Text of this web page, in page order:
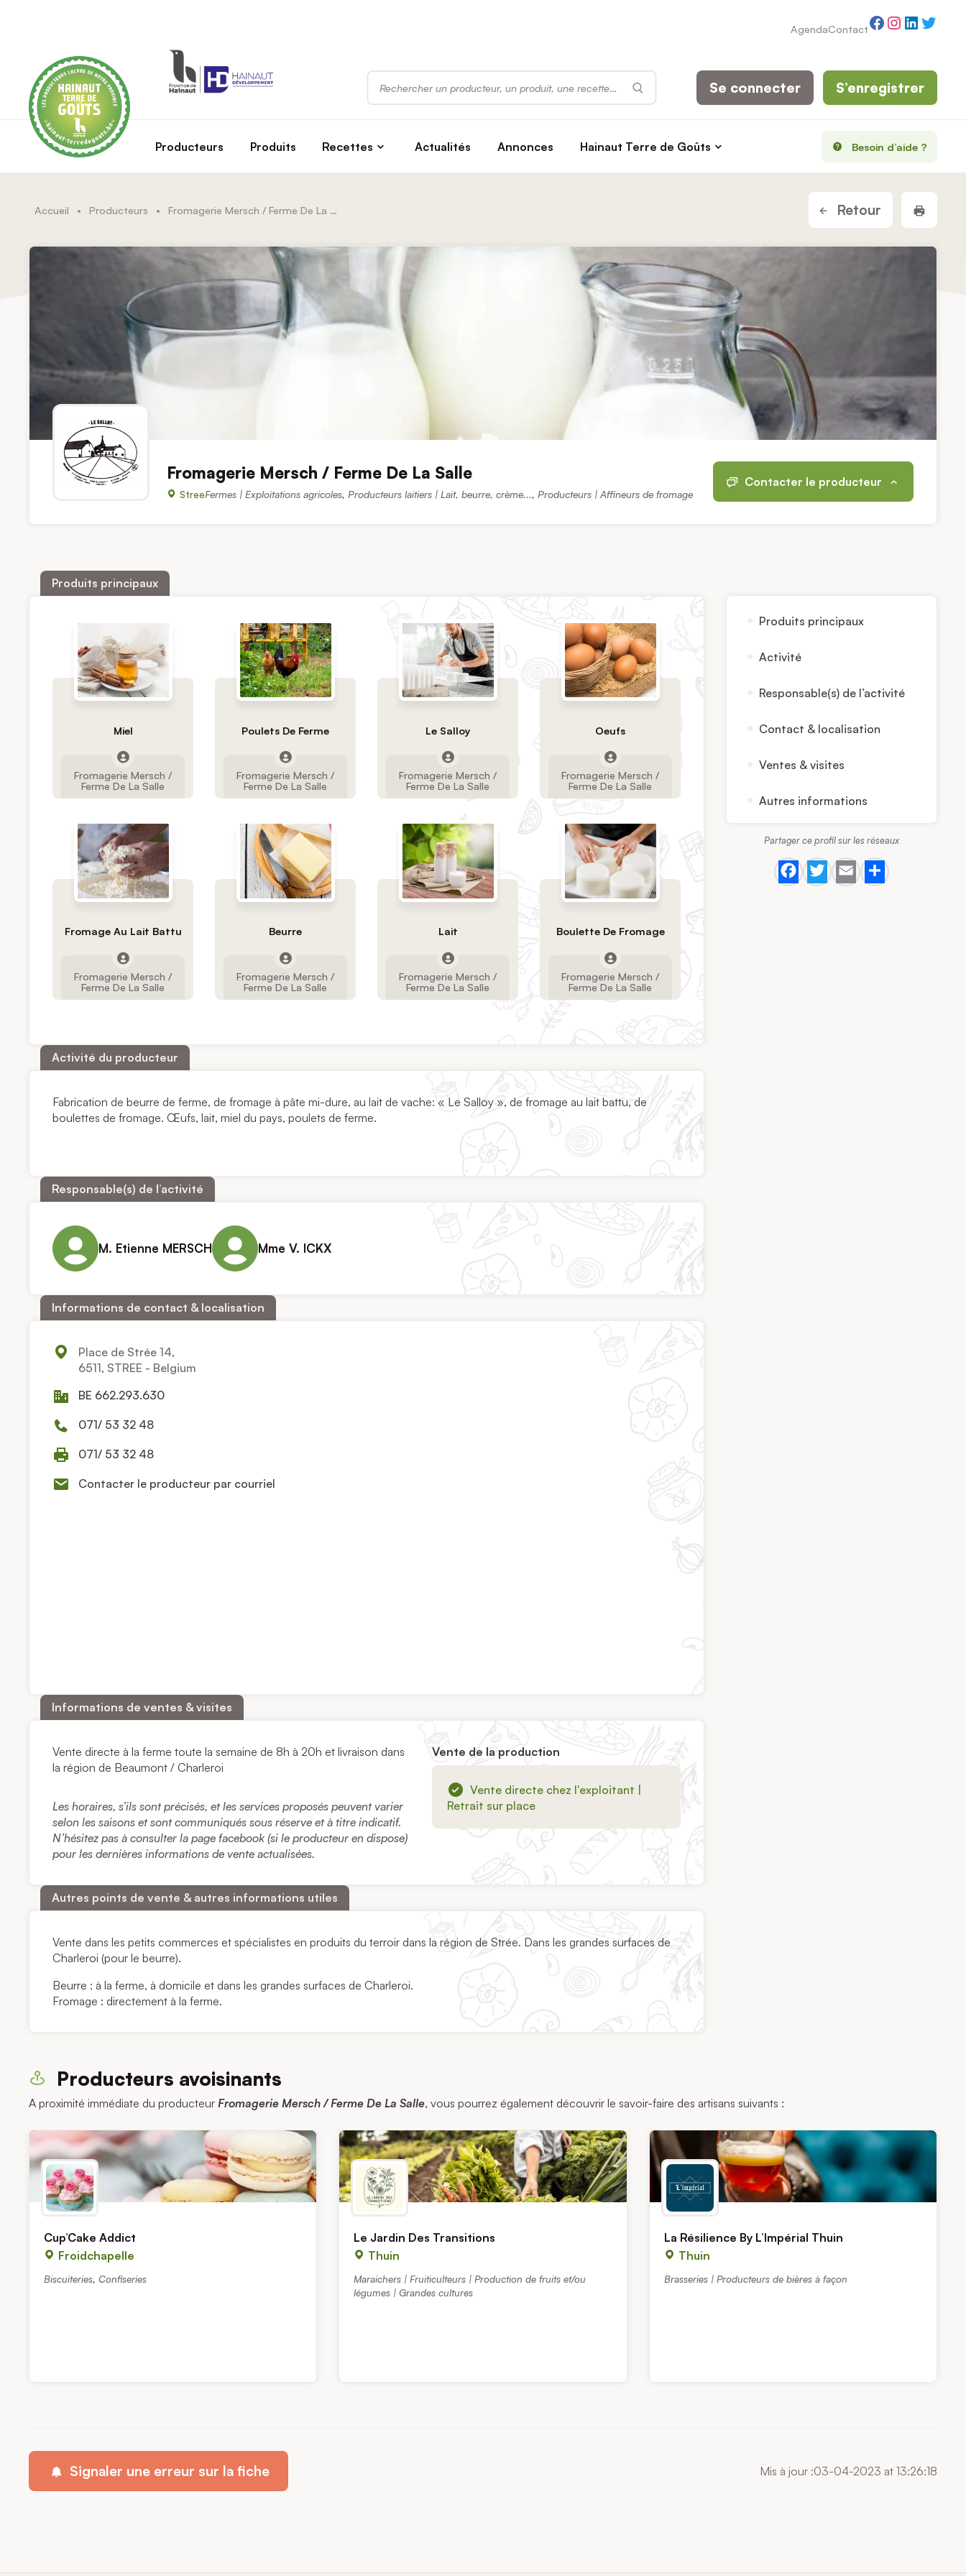
AgendaContactFacebook
Instagram
Rechercher
Producteurs Produits Recettes Actualités Annonces Hainaut Terre de Goûts Besoin d’aide ?
Se connecter S’enregistrer
Accueil • Producteurs • Fromagerie Mersch / Ferme De La Salle Retour
Fromagerie Mersch / Ferme De La Salle
StreeFermes | Exploitations agricoles, Producteurs laitiers | Lait, beurre, crème..., Producteurs | Affineurs de fromage
Contacter le producteur
Produits principaux
Miel
Fromagerie Mersch /
Ferme De La Salle
Poulets De Ferme
Fromagerie Mersch /
Ferme De La Salle
Le Salloy
Fromagerie Mersch /
Ferme De La Salle
Oeufs
Fromagerie Mersch /
Ferme De La Salle
Fromage Au Lait Battu
Fromagerie Mersch /
Ferme De La Salle
Beurre
Fromagerie Mersch /
Ferme De La Salle
Lait
Fromagerie Mersch /
Ferme De La Salle
Boulette De Fromage
Fromagerie Mersch /
Ferme De La Salle
Activité du producteur
Fabrication de beurre de ferme, de fromage à pâte mi-dure, au lait de vache: « Le Salloy », de fromage au lait battu, de
boulettes de fromage. Œufs, lait, miel du pays, poulets de ferme.
Responsable(s) de l’activité
M. Etienne MERSCH Mme V. ICKX
Informations de contact & localisation
Place de Strée 14,
6511, STREE - Belgium
BE 662.293.630
071/ 53 32 48
071/ 53 32 48
Contacter le producteur par courriel
Informations de ventes & visites
Vente directe à la ferme toute la semaine de 8h à 20h et livraison dans
la région de Beaumont / Charleroi
Les horaires, s’ils sont précisés, et les services proposés peuvent varier
selon les saisons et sont communiqués sous réserve et à titre indicatif.
N’hésitez pas à consulter la page facebook (si le producteur en dispose)
pour les dernières informations de vente actualisées.
Vente de la production
Vente directe chez l'exploitant |
Retrait sur place
Autres points de vente & autres informations utiles
Vente dans les petits commerces et spécialistes en produits du terroir dans la région de Strée. Dans les grandes surfaces de
Charleroi (pour le beurre).
Beurre : à la ferme, à domicile et dans les grandes surfaces de Charleroi.
Fromage : directement à la ferme.
Produits principaux
Activité
Responsable(s) de l’activité
Contact & localisation
Ventes & visites
Autres informations
Partager ce profil sur les réseaux
Facebook
Twitter
EmailShare
Producteurs avoisinants
A proximité immédiate du producteur Fromagerie Mersch / Ferme De La Salle, vous pourrez également découvrir le savoir-faire des artisans suivants :
Cup’Cake Addict
Froidchapelle
Biscuiteries,Confiseries
Le Jardin Des Transitions
Thuin
Maraichers | Fruiticulteurs | Production de fruits et/ou
légumes | Grandes cultures
La Résilience By L’Impérial Thuin
Thuin
Brasseries | Producteurs de bières à façon
Signaler une erreur sur la fiche Mis à jour :03-04-2023 at 13:26:18